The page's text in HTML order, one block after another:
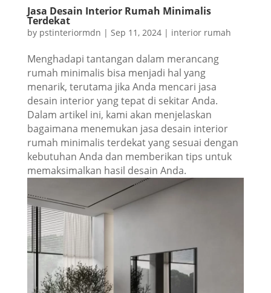
Jasa Desain Interior Rumah Minimalis
Terdekat
by pstinteriormdn | Sep 11, 2024| interior rumah
Menghadapi tantangan dalam merancang
rumah minimalis bisa menjadi hal yang
menarik, terutama jika Anda mencari jasa
desain interior yang tepat di sekitar Anda.
Dalam artikel ini, kami akan menjelaskan
bagaimana menemukan jasa desain interior
rumah minimalis terdekat yang sesuai dengan
kebutuhan Anda dan memberikan tips untuk
memaksimalkan hasil desain Anda.